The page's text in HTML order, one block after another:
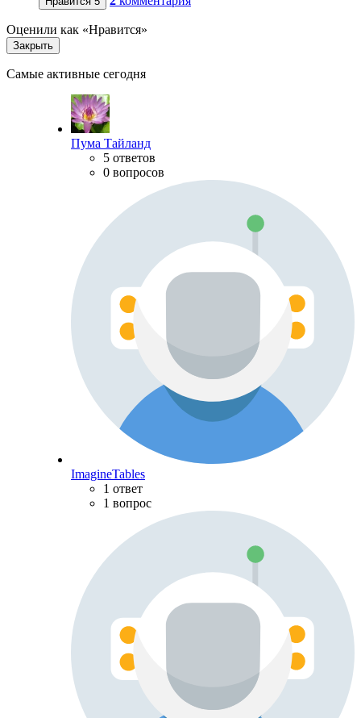
Оценили как «Нравится»
Закрыть
Самые активные сегодня
Пума Тайланд
5 ответов
0 вопросов
ImagineTables
1 ответ
1 вопрос